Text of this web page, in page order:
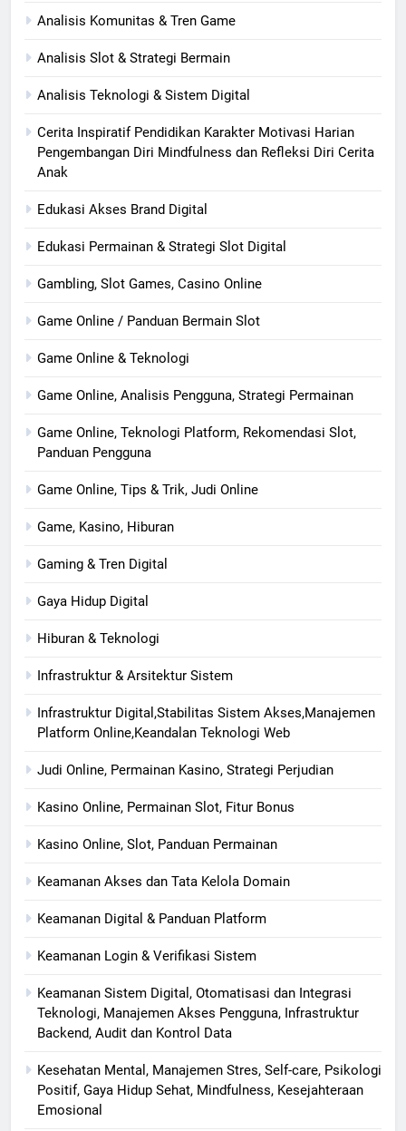
Analisis Komunitas & Tren Game
Analisis Slot & Strategi Bermain
Analisis Teknologi & Sistem Digital
Cerita Inspiratif Pendidikan Karakter Motivasi Harian
Pengembangan Diri Mindfulness dan Refleksi Diri Cerita
Anak
Edukasi Akses Brand Digital
Edukasi Permainan & Strategi Slot Digital
Gambling, Slot Games, Casino Online
Game Online / Panduan Bermain Slot
Game Online & Teknologi
Game Online, Analisis Pengguna, Strategi Permainan
Game Online, Teknologi Platform, Rekomendasi Slot,
Panduan Pengguna
Game Online, Tips & Trik, Judi Online
Game, Kasino, Hiburan
Gaming & Tren Digital
Gaya Hidup Digital
Hiburan & Teknologi
Infrastruktur & Arsitektur Sistem
Infrastruktur Digital,Stabilitas Sistem Akses,Manajemen
Platform Online,Keandalan Teknologi Web
Judi Online, Permainan Kasino, Strategi Perjudian
Kasino Online, Permainan Slot, Fitur Bonus
Kasino Online, Slot, Panduan Permainan
Keamanan Akses dan Tata Kelola Domain
Keamanan Digital & Panduan Platform
Keamanan Login & Verifikasi Sistem
Keamanan Sistem Digital, Otomatisasi dan Integrasi
Teknologi, Manajemen Akses Pengguna, Infrastruktur
Backend, Audit dan Kontrol Data
Kesehatan Mental, Manajemen Stres, Self-care, Psikologi
Positif, Gaya Hidup Sehat, Mindfulness, Kesejahteraan
Emosional